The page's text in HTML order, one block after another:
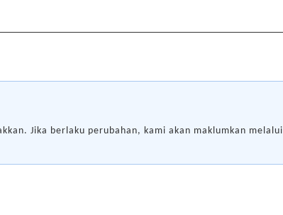
Jika berlaku perubahan, kami akan maklumkan melalui